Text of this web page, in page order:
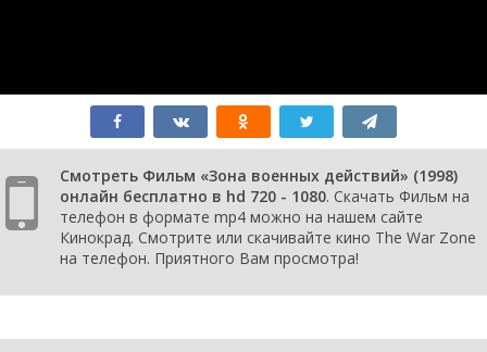
Смотреть Фильм «Зона военных действий» (1998)
онлайн бесплатно в hd 720 - 1080. Скачать Фильм на
телефон в формате mp4 можно на нашем сайте
Кинокрад. Смотрите или скачивайте кино The War Zone
на телефон. Приятного Вам просмотра!